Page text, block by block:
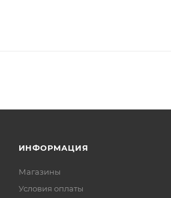
ИНФОРМАЦИЯ
Магазины
Условия оплаты